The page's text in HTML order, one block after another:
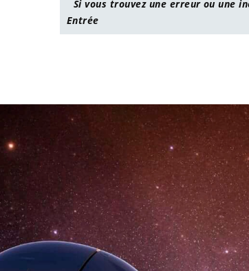
Si vous trouvez une erreur ou une
Entrée